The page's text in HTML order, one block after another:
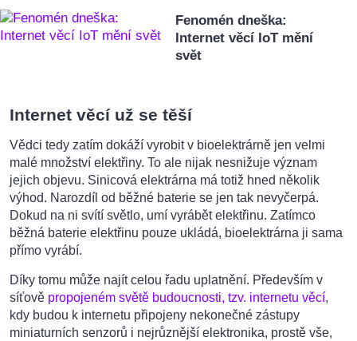
Fenomén dneška:
Internet věcí IoT mění
svět
Internet věcí už se těší
Vědci tedy zatím dokáží vyrobit v bioelektrárně jen velmi
malé množství elektřiny. To ale nijak nesnižuje význam
jejich objevu. Sinicová elektrárna má totiž hned několik
výhod. Narozdíl od běžné baterie se jen tak nevyčerpá.
Dokud na ni svítí světlo, umí vyrábět elektřinu. Zatímco
běžná baterie elektřinu pouze ukládá, bioelektrárna ji sama
přímo vyrábí.
Díky tomu může najít celou řadu uplatnění. Především v
síťově propojeném světě budoucnosti, tzv. internetu věcí,
kdy budou k internetu připojeny nekonečné zástupy
miniaturních senzorů i nejrůznější elektronika, prostě vše,